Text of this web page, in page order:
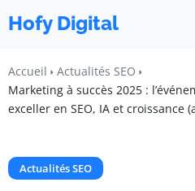
Hofy Digital
Accueil
Actualités SEO
Marketing à succès 2025 :
exceller en SEO, IA et croissance
Actualités SEO